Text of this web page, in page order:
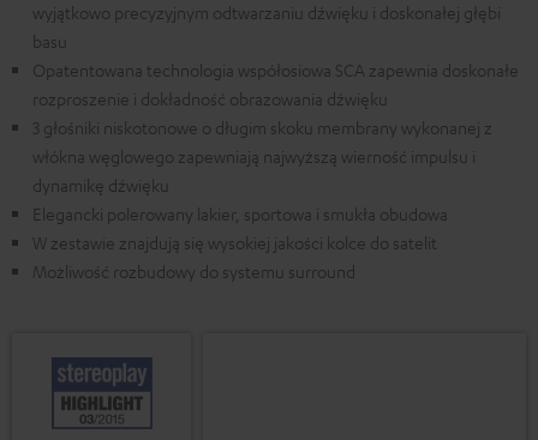
wyjątkowo precyzyjnym odtwarzaniu dźwięku i doskonałej głębi
basu
Opatentowana technologia współosiowa SCA zapewnia doskonałe
rozproszenie i dokładność obrazowania dźwięku
3 głośniki niskotonowe o długim skoku membrany wykonanej z
włókna węglowego zapewniają najwyższą wierność impulsu i
dynamikę dźwięku
Elegancki polerowany lakier, sportowa i smukła obudowa
W zestawie znajdują się wysokiej jakości kolce do satelit
Możliwość rozbudowy do systemu surround